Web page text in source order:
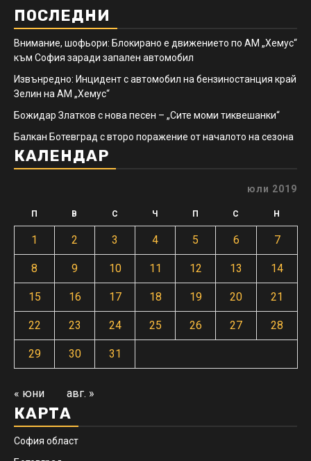
ПОСЛЕДНИ
Внимание, шофьори: Блокирано е движението по АМ „Хемус“
към София заради запален автомобил
Извънредно: Инцидент с автомобил на бензиностанция край
Зелин на АМ „Хемус“
Божидар Златков с нова песен – „Сите моми тиквешанки“
Балкан Ботевград с второ поражение от началото на сезона
КАЛЕНДАР
юли 2019
П В С Ч П С Н
1 2 3 4 5 6 7
8 9 10 11 12 13 14
15 16 17 18 19 20 21
22 23 24 25 26 27 28
29 30 31
« юни авг. »
КАРТА
София област